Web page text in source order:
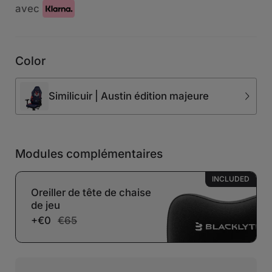
avec
Color
Similicuir | Austin édition majeure
Modules complémentaires
Oreiller de tête de chaise
de jeu
+€0 €65
INCLUDED